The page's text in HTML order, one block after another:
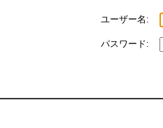
ユーザー名:
パスワード: